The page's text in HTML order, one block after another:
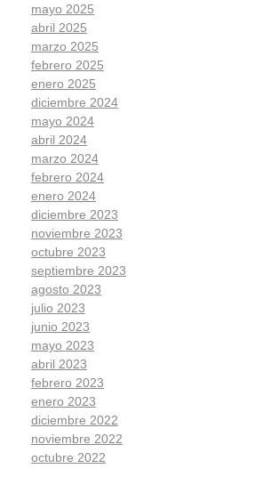
mayo 2025
abril 2025
marzo 2025
febrero 2025
enero 2025
diciembre 2024
mayo 2024
abril 2024
marzo 2024
febrero 2024
enero 2024
diciembre 2023
noviembre 2023
octubre 2023
septiembre 2023
agosto 2023
julio 2023
junio 2023
mayo 2023
abril 2023
febrero 2023
enero 2023
diciembre 2022
noviembre 2022
octubre 2022